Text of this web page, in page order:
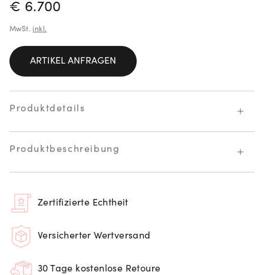
PREISINFORMATIONEN
€ 6.700
MwSt. inkl.
ARTIKEL ANFRAGEN
Produktdetails
Produktbeschreibung
Zertifizierte Echtheit
Versicherter Wertversand
30 Tage kostenlose Retoure